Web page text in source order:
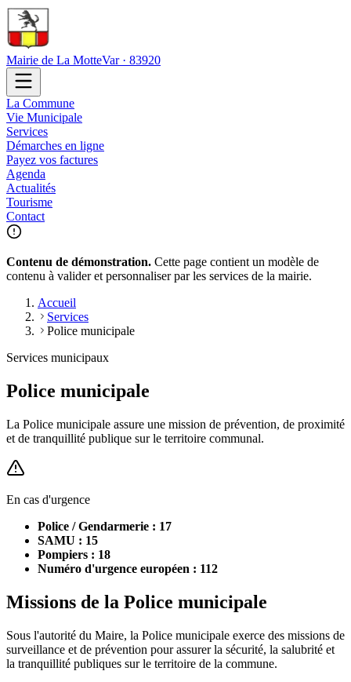
Mairie de La MotteVar · 83920
La Commune
Vie Municipale
Services
Démarches en ligne
Payez vos factures
Agenda
Actualités
Tourisme
Contact
Contenu de démonstration. Cette page contient un modèle de
contenu à valider et personnaliser par les services de la mairie.
Accueil
Services
Police municipale
Services municipaux
Police municipale
La Police municipale assure une mission de prévention, de proximité
et de tranquillité publique sur le territoire communal.
En cas d'urgence
Police / Gendarmerie : 17
SAMU : 15
Pompiers : 18
Numéro d'urgence européen : 112
Missions de la Police municipale
Sous l'autorité du Maire, la Police municipale exerce des missions de
surveillance et de prévention pour assurer la sécurité, la salubrité et
la tranquillité publiques sur le territoire de la commune.